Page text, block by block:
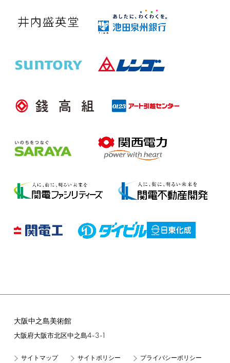
大阪中之島美術館
大阪府大阪市北区中之島4-3-1
サイトマップ サイトポリシー プライバシーポリシー